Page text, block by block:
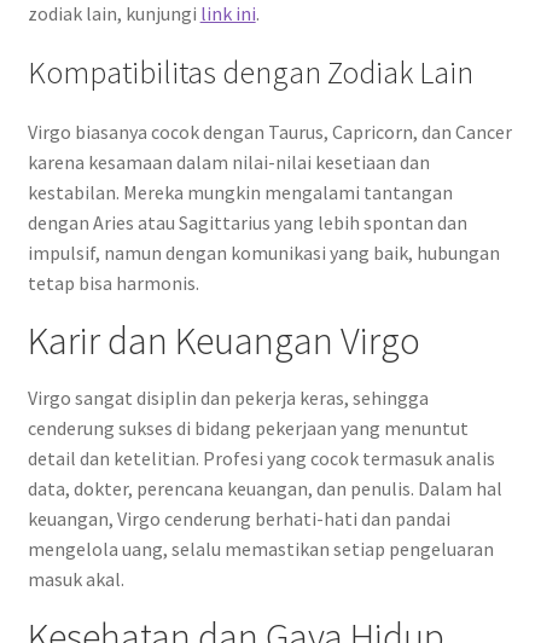
zodiak lain, kunjungi link ini.
Kompatibilitas dengan Zodiak Lain
Virgo biasanya cocok dengan Taurus, Capricorn, dan Cancer
karena kesamaan dalam nilai-nilai kesetiaan dan
kestabilan. Mereka mungkin mengalami tantangan
dengan Aries atau Sagittarius yang lebih spontan dan
impulsif, namun dengan komunikasi yang baik, hubungan
tetap bisa harmonis.
Karir dan Keuangan Virgo
Virgo sangat disiplin dan pekerja keras, sehingga
cenderung sukses di bidang pekerjaan yang menuntut
detail dan ketelitian. Profesi yang cocok termasuk analis
data, dokter, perencana keuangan, dan penulis. Dalam hal
keuangan, Virgo cenderung berhati-hati dan pandai
mengelola uang, selalu memastikan setiap pengeluaran
masuk akal.